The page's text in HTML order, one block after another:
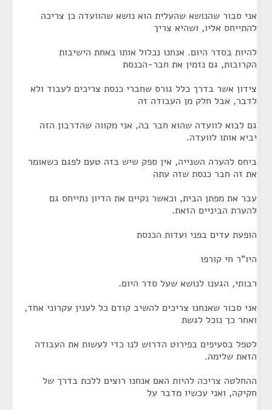
אני סבור שהנושא שהעלית הוא נושא שהוועדה כן צריכה
להתייחס אליו, ושהיא צריך
להיות בסדר היום. אנחנו נכלול אותו באחת הישיבות
הקרובות, גם נזמין את חבר-הכנסת
צידון אשר בדרך כלל גורס שחברי כנסת צריכים לעבוד ולא
לדבר, אבל חלק מן העבודה זה
גם לבוא לוועדה שהוא חבר בה, אני מקווה שהדרבון הזה
יביא אותו לוועדה.
ביחס להערה השנייה, אין ספק שיש בזה טעם לפגם כשאומר
את זה חבר כנסת שזה עתה
עבר את מפתן הבית, וכאשר נקיים את הדיון נתייחס גם
להערת הביניים הזאת.
הופעת עדים בפני ועדות הכנסת
היו"ר חי קורפו
רבותי, הגענו לנושא שעל סדר היום.
אני סבור שאנחנו צריכים להשיב קודם כל לענין עקרוני אחד,
ואחר כך נוכל לגשת
לטפל בסעיפים בפירוט הדרוש לנו כדי לעשות את העבודה
הזאת שלימה.
ההחלטה צריכה להיות האם אנחנו רוצים ללכת בדרך של
חקיקה, ואני עכשיו מדבר על